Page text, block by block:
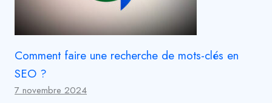
Comment faire une recherche de mots-clés en
SEO ?
7 novembre 2024